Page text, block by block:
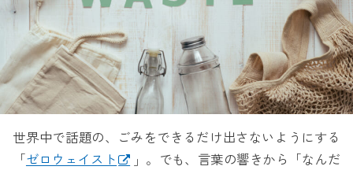
世界中で話題の、ごみをできるだけ出さないようにする
「ゼロウェイスト
」。でも、言葉の響きから「なんだ